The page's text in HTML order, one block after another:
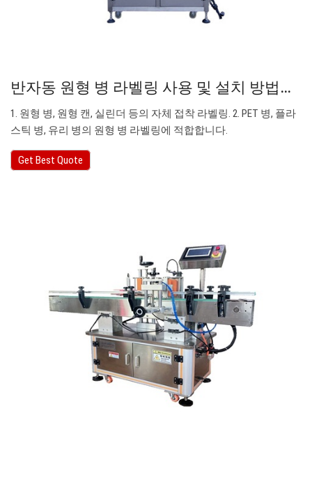
반자동 원형 병 라벨링 사용 및 설치 방법…
1. 원형 병, 원형 캔, 실린더 등의 자체 접착 라벨링. 2. PET 병, 플라
스틱 병, 유리 병의 원형 병 라벨링에 적합합니다.
Get Best Quote